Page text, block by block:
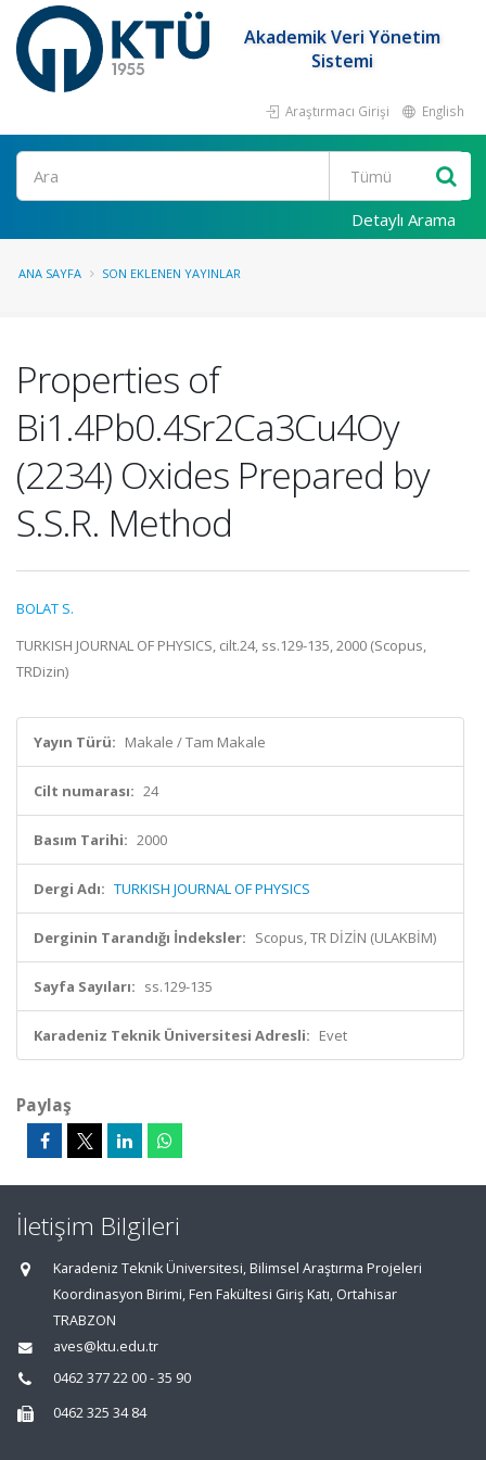
Akademik Veri Yönetim
Sistemi
Araştırmacı Girişi English
Ara
Detaylı Arama
ANA SAYFA SON EKLENEN YAYINLAR
Properties of
Bi1.4Pb0.4Sr2Ca3Cu4Oy
(2234) Oxides Prepared by
S.S.R. Method
BOLAT S.
TURKISH JOURNAL OF PHYSICS, cilt.24, ss.129-135, 2000 (Scopus,
TRDizin)
Yayın Türü: Makale / Tam Makale
Cilt numarası: 24
Basım Tarihi: 2000
Dergi Adı: TURKISH JOURNAL OF PHYSICS
Derginin Tarandığı İndeksler: Scopus, TR DİZİN (ULAKBİM)
Sayfa Sayıları: ss.129-135
Karadeniz Teknik Üniversitesi Adresli: Evet
Paylaş
İletişim Bilgileri
Karadeniz Teknik Üniversitesi, Bilimsel Araştırma Projeleri
Koordinasyon Birimi, Fen Fakültesi Giriş Katı, Ortahisar
TRABZON
aves@ktu.edu.tr
0462 377 22 00 - 35 90
0462 325 34 84